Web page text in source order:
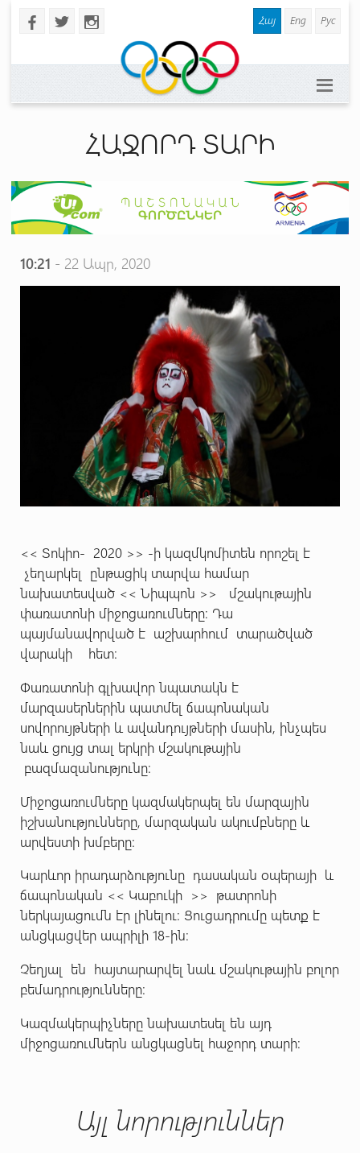
b a x Հայ Eng Рус
ՀԱՋՈՐԴ ՏԱՐԻ
10:21 - 22 Ապր, 2020
<< Տոկիո- 2020 >> -ի կազմկոմիտեն որոշել է
չեղարկել ընթացիկ տարվա համար
նախատեսված << Նիպպոն >> մշակութային
փառատոնի միջոցառումները։ Դա
պայմանավորված է աշխարհում տարածված
վարակի հետ։
Փառատոնի գլխավոր նպատակն է
մարզասերներին պատմել ճապոնական
սովորույթների և ավանդույթների մասին, ինչպես
նաև ցույց տալ երկրի մշակութային
բազմազանությունը:
Միջոցառումները կազմակերպել են մարզային
իշխանությունները, մարզական ակումբները և
արվեստի խմբերը:
Կարևոր իրադարձությունը դասական օպերայի և
ճապոնական << Կաբուկի >> թատրոնի
ներկայացումն էր լինելու։ Ցուցադրումը պետք է
անցկացվեր ապրիլի 18-ին։
Չեղյալ են հայտարարվել նաև մշակութային բոլոր
բեմադրությունները։
Կազմակերպիչները նախատեսել են այդ
միջոցառումներն անցկացնել հաջորդ տարի։
Այլ նորություններ